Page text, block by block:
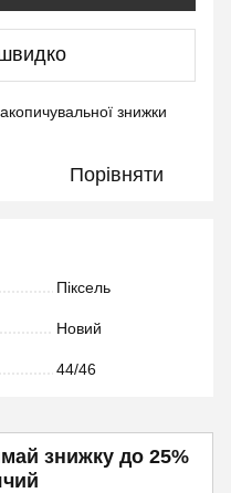
знижки
Порівняти
Піксель
Новий
44/46
знижку до 25%